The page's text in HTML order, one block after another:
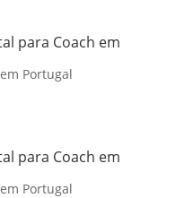
para Coach em
Portugal
para Coach em
Portugal